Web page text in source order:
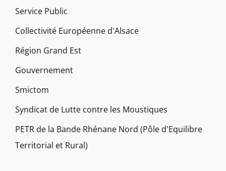
Service Public
Collectivité Européenne d'Alsace
Région Grand Est
Gouvernement
Smictom
Syndicat de Lutte contre les Moustiques
PETR de la Bande Rhénane Nord (Pôle d'Equilibre
Territorial et Rural)